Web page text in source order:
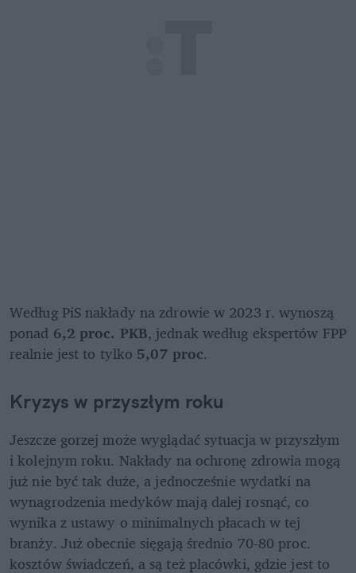
Według PiS nakłady na zdrowie w 2023 r. wynoszą
ponad 6,2 proc. PKB, jednak według ekspertów FPP
realnie jest to tylko 5,07 proc.
Kryzys w przyszłym roku
Jeszcze gorzej może wyglądać sytuacja w przyszłym
i kolejnym roku. Nakłady na ochronę zdrowia mogą
już nie być tak duże, a jednocześnie wydatki na
wynagrodzenia medyków mają dalej rosnąć, co
wynika z ustawy o minimalnych płacach w tej
branży. Już obecnie sięgają średnio 70-80 proc.
kosztów świadczeń, a są też placówki, gdzie jest to